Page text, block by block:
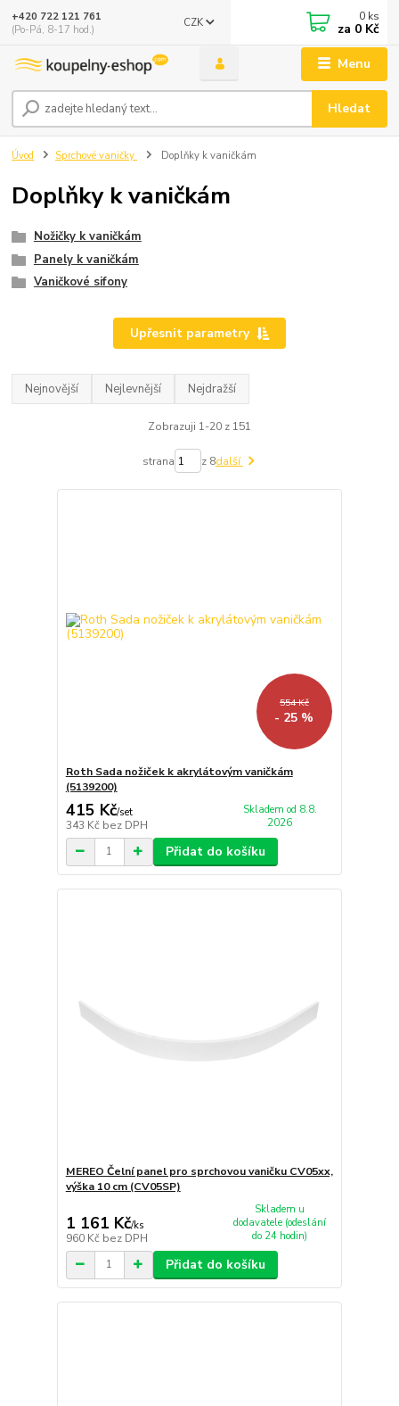
Menu
CZK
Hledat
+420 722 121 761
(Po-Pá, 8-17 hod.)
0 ks
za 0 Kč
Úvod Sprchové vaničky Doplňky k vaničkám
Doplňky k vaničkám
Nožičky k vaničkám
Panely k vaničkám
Vaničkové sifony
Upřesnit parametry
Nejnovější Nejlevnější Nejdražší
Zobrazuji 1-20 z 151
strana z 8další
554 Kč
- 25 %
Roth Sada nožiček k akrylátovým vaničkám
(5139200)
415 Kč/set
343 Kč bez DPH
Skladem od 8.8.
2026
Přidat do košíku
MEREO Čelní panel pro sprchovou vaničku CV05xx,
výška 10 cm (CV05SP)
1 161 Kč/ks
960 Kč bez DPH
Skladem u
dodavatele (odeslání
do 24 hodin)
Přidat do košíku